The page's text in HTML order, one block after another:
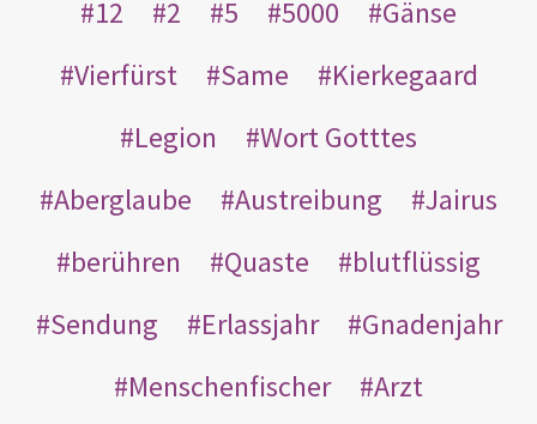
12
2 5 5000
Gänse
Vierfürst
Same
Kierkegaard
Legion
Wort Gotttes
Aberglaube
Austreibung
Jairus
berühren
Quaste
blutflüssig
Sendung
Erlassjahr
Gnadenjahr
Menschenfischer
Arzt